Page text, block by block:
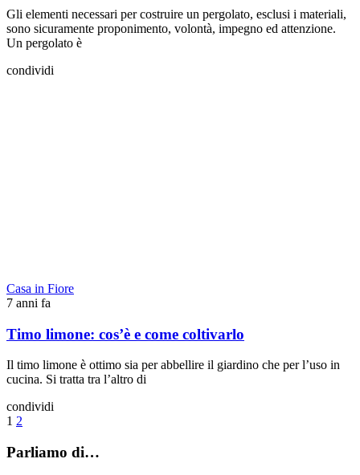
Gli elementi necessari per costruire un pergolato, esclusi i materiali,
sono sicuramente proponimento, volontà, impegno ed attenzione.
Un pergolato è
condividi
Casa in Fiore
7 anni fa
Timo limone: cos’è e come coltivarlo
Il timo limone è ottimo sia per abbellire il giardino che per l’uso in
cucina. Si tratta tra l’altro di
condividi
1 2
Parliamo di…